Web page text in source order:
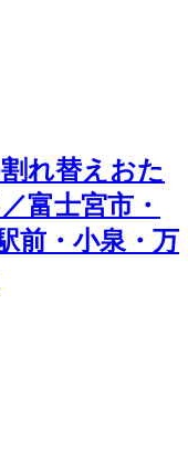
れ替えおた
富士宮市・
前・小泉・万